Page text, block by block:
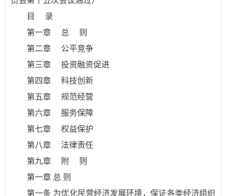
目 录
第一章 总 则
第二章 公平竞争
第三章 投资融资促进
第四章 科技创新
第五章 规范经营
第六章 服务保障
第七章 权益保护
第八章 法律责任
第九章 附 则
第一章 总 则
第一条 为优化民营经济发展环境，保证各类经济组织